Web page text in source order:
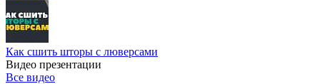
Как сшить шторы с люверсами
Видео презентации
Все видео